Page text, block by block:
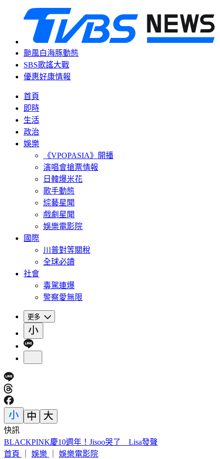
颱風白海豚動態
SBS歌謠大戰
優惠好康情報
首頁
即時
生活
政治
娛樂
《VPOPASIA》開播
演唱會搶票情報
日韓爆米花
歌手動態
綜藝星聞
戲劇星聞
娛樂電影院
國際
川普對等關稅
全球必讀
社會
毒駕連爆
警察愛無限
更多
快訊
白海豚颱風假宣布了！連江縣9日停班停課 新竹縣8校停課
首頁
娛樂 娛樂電影院